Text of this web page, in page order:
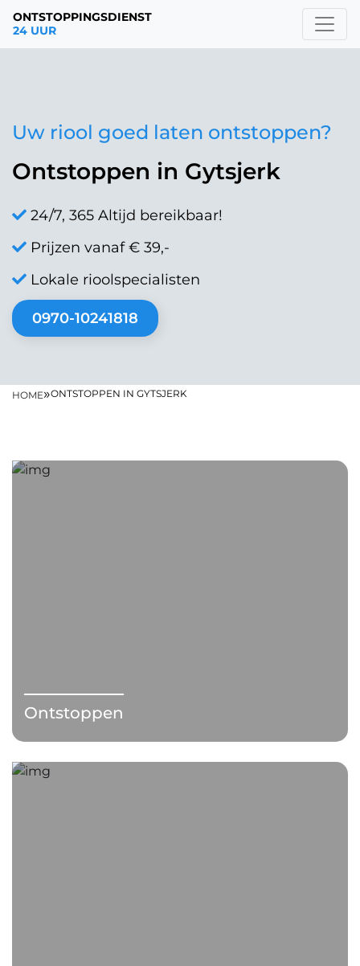
ONTSTOPPINGSDIENST
24 UUR
Uw riool goed laten ontstoppen?
Ontstoppen in Gytsjerk
24/7, 365 Altijd bereikbaar!
Prijzen vanaf € 39,-
Lokale rioolspecialisten
0970-10241818
HOME»ONTSTOPPEN IN GYTSJERK
Ontstoppen